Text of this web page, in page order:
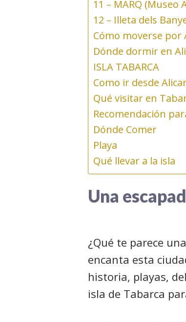
11 – MARQ (Museo
12 – Illeta dels
Cómo moverse por
Dónde dormir en
ISLA TABARCA
Como ir desde
Qué visitar en
Recomendación
Dónde Comer
Playa
Qué llevar a la isla
Una
¿Qué te parece
encanta esta
historia, playas,
isla de Tabarca